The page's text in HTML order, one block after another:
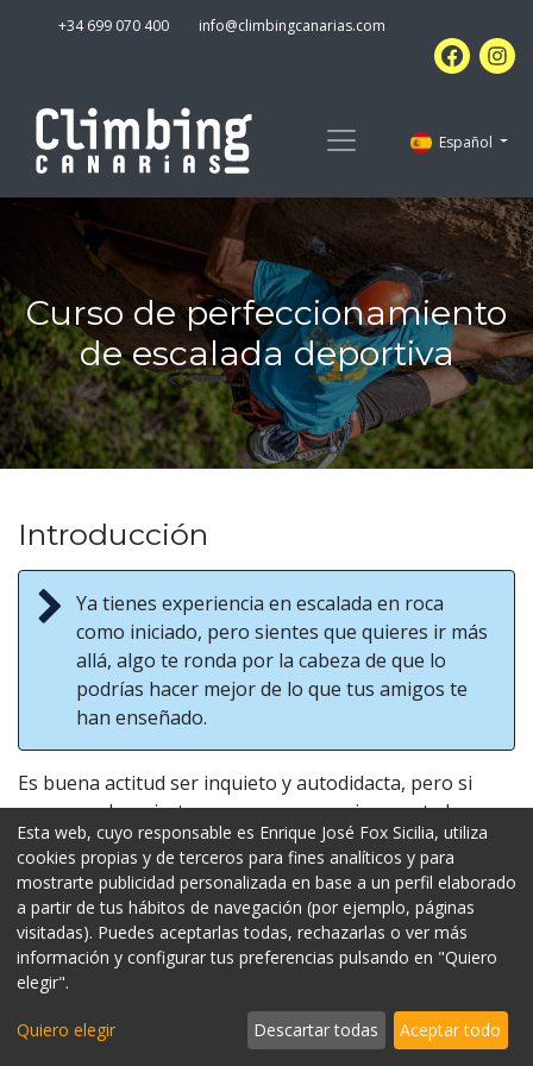
+34 699 070 400 info@climbingcanarias.com
Español
Curso de perfeccionamiento
de escalada deportiva
Introducción
Ya tienes experiencia en escalada en roca
como iniciado, pero sientes que quieres ir más
allá, algo te ronda por la cabeza de que lo
podrías hacer mejor de lo que tus amigos te
han enseñado.
Es buena actitud ser inquieto y autodidacta, pero si
crees que hay ciertas cosas que es mejor que te las
explique un profesional para que las fijes el resto de tu
vida como deportista, este es tu curso. Aprenderás a
asegurar a tu compañero correctamente, analizar tu
descuelgue y desmontar con plena seguridad.
También te enseñaremos a valorar si la vía que
escalas entraña riesgos objetivos, corregiremos
malos hábitos adquiridos y una infinidad de
Esta web, cuyo responsable es Enrique José Fox Sicilia, utiliza
cookies propias y de terceros para fines analíticos y para
mostrarte publicidad personalizada en base a un perfil elaborado
a partir de tus hábitos de navegación (por ejemplo, páginas
visitadas). Puedes aceptarlas todas, rechazarlas o ver más
información y configurar tus preferencias pulsando en "Quiero
elegir".
Quiero elegir Descartar todas Aceptar todo